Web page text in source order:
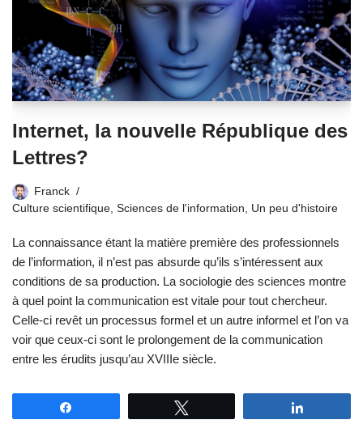
Internet, la nouvelle République des
Lettres?
Franck
Culture scientifique, Sciences de l'information, Un peu d'histoire
La connaissance étant la matière première des professionnels
de l’information, il n’est pas absurde qu’ils s’intéressent aux
conditions de sa production. La sociologie des sciences montre
à quel point la communication est vitale pour tout chercheur.
Celle-ci revêt un processus formel et un autre informel et l’on va
voir que ceux-ci sont le prolongement de la communication
entre les érudits jusqu’au XVIIIe siècle.